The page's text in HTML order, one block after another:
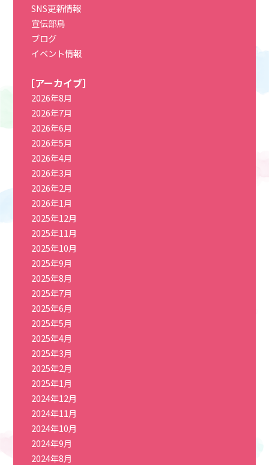
SNS更新情報
宣伝部鳥
ブログ
イベント情報
［アーカイブ］
2026年8月
2026年7月
2026年6月
2026年5月
2026年4月
2026年3月
2026年2月
2026年1月
2025年12月
2025年11月
2025年10月
2025年9月
2025年8月
2025年7月
2025年6月
2025年5月
2025年4月
2025年3月
2025年2月
2025年1月
2024年12月
2024年11月
2024年10月
2024年9月
2024年8月